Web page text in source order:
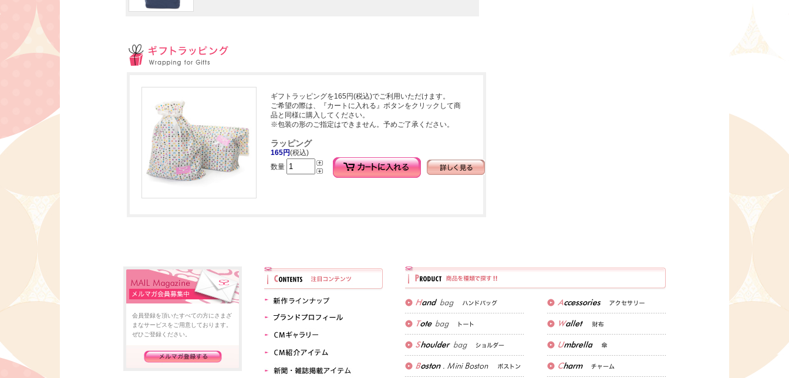
ギフトラッピングを165円(税込)でご利用いただけます。
ご希望の際は、『カートに入れる』ボタンをクリックして商
品と同様に購入してください。
※包装の形のご指定はできません。予めご了承ください。
ラッピング
165円(税込)
数量
会員登録を頂いたすべての方にさまざ
まなサービスをご用意しております。
ぜひご登録ください。